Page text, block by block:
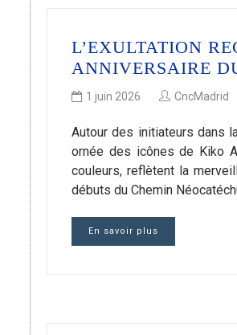
L’EXULTATION
ANNIVERSAIRE
1 juin 2026 CncMadrid
Autour des initiateurs dans
ornée des icônes de Kiko
couleurs, reflètent la
débuts du Chemin
En savoir plus